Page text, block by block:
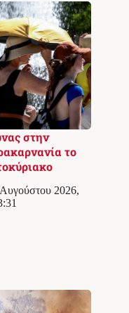
στην
το
2026,